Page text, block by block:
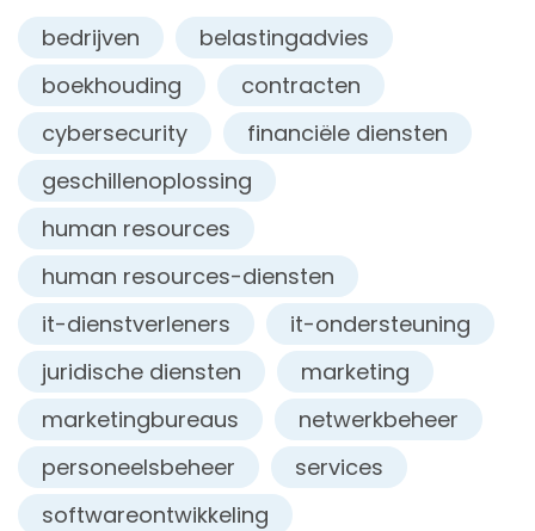
bedrijven
belastingadvies
boekhouding
contracten
cybersecurity
financiële diensten
geschillenoplossing
human resources
human resources-diensten
it-dienstverleners
it-ondersteuning
juridische diensten
marketing
marketingbureaus
netwerkbeheer
personeelsbeheer
services
softwareontwikkeling